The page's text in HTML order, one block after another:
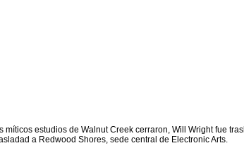
estudios de Walnut Creek cerraron, Will Wright fue
a Redwood Shores, sede central de Electronic Arts.